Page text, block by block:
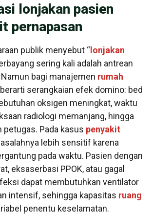
lonjakan pasien
pernapasan
publik menyebut “ lonjakan
sering kali adalah antrean
Namun bagi manajemen rumah
serangkaian efek domino: bed
oksigen meningkat, waktu
radiologi memanjang, hingga
petugas. Pada kasus penyakit
lebih sensitif karena
pada waktu. Pasien dengan
eksaserbasi PPOK, atau gagal
dapat membutuhkan ventilator
intensif, sehingga kapasitas ruang
penentu keselamatan.